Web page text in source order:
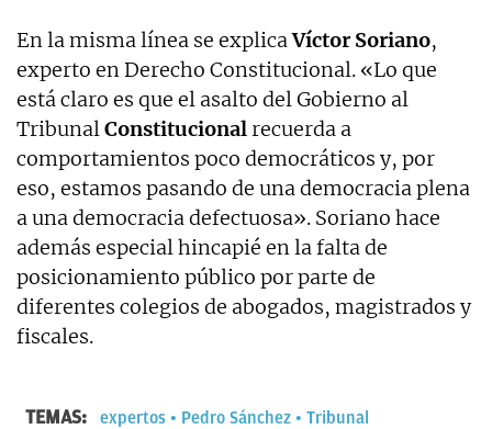
En la misma línea se explicaVíctor Soriano,
experto en Derecho Constitucional. «Lo que
está claro es que el asalto del Gobierno al
TribunalConstitucionalrecuerda a
comportamientos poco democráticos y, por
eso, estamos pasando de una democracia plena
a una democracia defectuosa». Soriano hace
además especial hincapié en la falta de
posicionamiento público por parte de
diferentes colegios de abogados, magistrados y
fiscales.
TEMAS: expertos Pedro Sánchez
Tribunal